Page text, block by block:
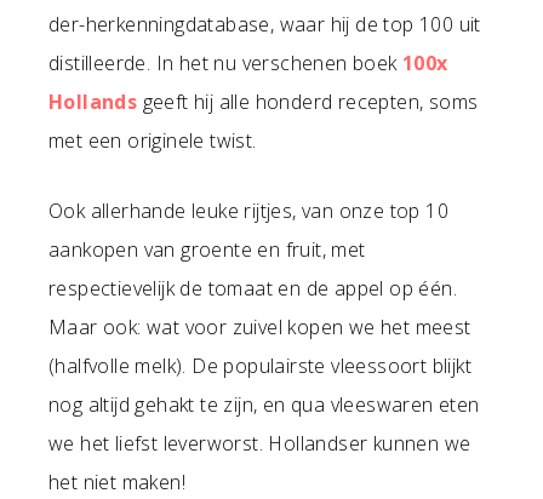
der-herkenningdatabase, waar hij de top 100 uit
distilleerde. In het nu verschenen boek 100x
Hollands geeft hij alle honderd recepten, soms
met een originele twist.
Ook allerhande leuke rijtjes, van onze top 10
aankopen van groente en fruit, met
respectievelijk de tomaat en de appel op één.
Maar ook: wat voor zuivel kopen we het meest
(halfvolle melk). De populairste vleessoort blijkt
nog altijd gehakt te zijn, en qua vleeswaren eten
we het liefst leverworst. Hollandser kunnen we
het niet maken!